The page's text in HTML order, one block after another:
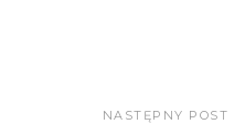
NASTĘPNY POST